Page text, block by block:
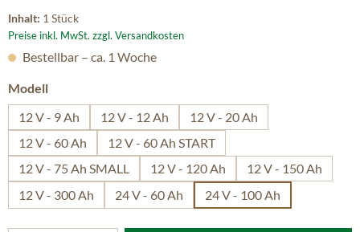
Inhalt: 1 Stück
Preise inkl. MwSt. zzgl. Versandkosten
Bestellbar – ca. 1 Woche
Modellauswählen
12 V - 9 Ah
12 V - 12 Ah
12 V - 20 Ah
12 V - 60 Ah
12 V - 60 Ah START
12 V - 75 Ah SMALL
12 V - 120 Ah
12 V - 150 Ah
12 V - 300 Ah
24 V - 60 Ah 24 V - 100 Ah